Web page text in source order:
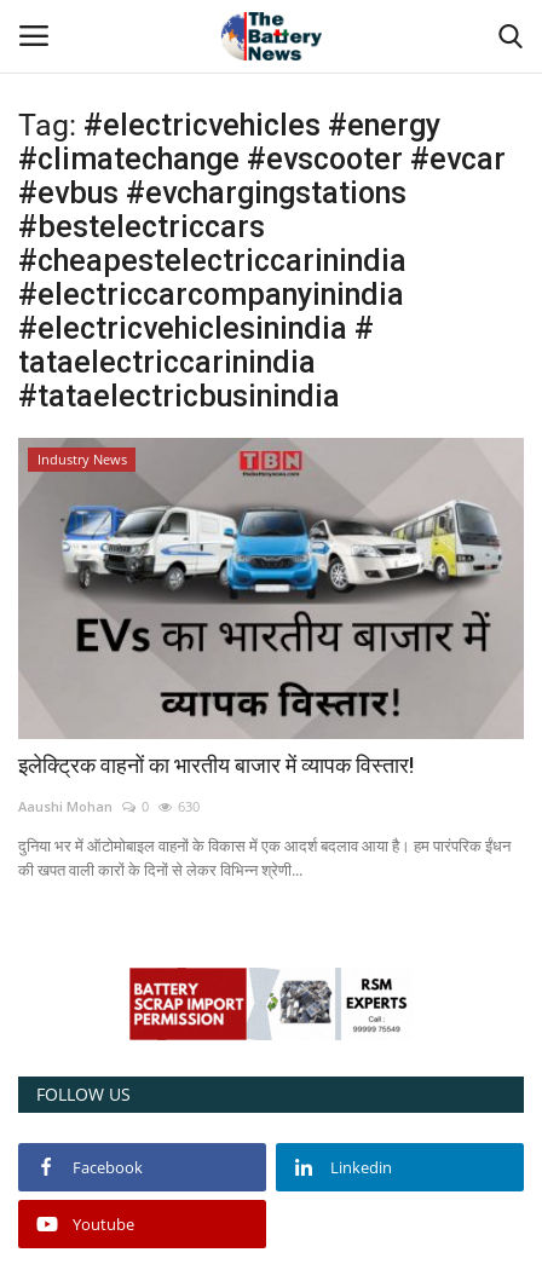
Login Register
About Us
Technical Presentations
News & Articles
Technical Info
Govt. Affair
Battery Directory
Power ON
Advertising
Consult FREE
Tag: #electricvehicles #energy
#climatechange #evscooter #evcar
#evbus #evchargingstations
#bestelectriccars
#cheapestelectriccarinindia
#electriccarcompanyinindia
#electricvehiclesinindia #
tataelectriccarinindia
#tataelectricbusinindia
Industry News
इलेक्ट्रिक वाहनों का भारतीय बाजार में व्यापक विस्तार!
Aaushi Mohan 0 630
दुनिया भर में ऑटोमोबाइल वाहनों के विकास में एक आदर्श बदलाव आया है। हम पारंपरिक ईंधन
की खपत वाली कारों के दिनों से लेकर विभिन्न श्रेणी...
FOLLOW US
Facebook Linkedin
Youtube